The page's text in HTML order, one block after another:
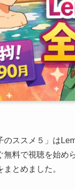
のススメ５」は
無料で視聴を始め
まとめました。